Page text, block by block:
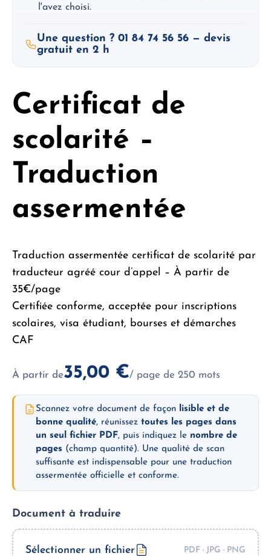
l'avez choisi.
Une question ? 01 84 74 56 56 — devis
gratuit en 2 h
Certificat de
scolarité –
Traduction
assermentée
Traduction assermentée certificat de scolarité par
traducteur agréé cour d’appel – À partir de
35€/page
Certifiée conforme, acceptée pour inscriptions
scolaires, visa étudiant, bourses et démarches
CAF
À partir de35,00 €/ page de 250 mots
Scannez votre document de façon lisible et de
bonne qualité, réunisseztoutes les pages dans
un seul fichier PDF, puis indiquez le nombre de
pages (champ quantité). Une qualité de scan
suffisante est indispensable pour une traduction
assermentée officielle et conforme.
Document à traduire
Sélectionner un fichier